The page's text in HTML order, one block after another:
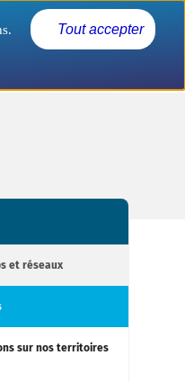
et réseaux
sur nos territoires
Tout accepter